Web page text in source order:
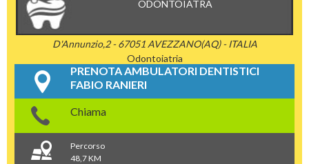
ODONTOIATRA
D'Annunzio,2 - 67051 AVEZZANO(AQ) - ITALIA
Odontoiatria
PRENOTA AMBULATORI DENTISTICI
FABIO RANIERI
Chiama
Percorso
48,7 KM